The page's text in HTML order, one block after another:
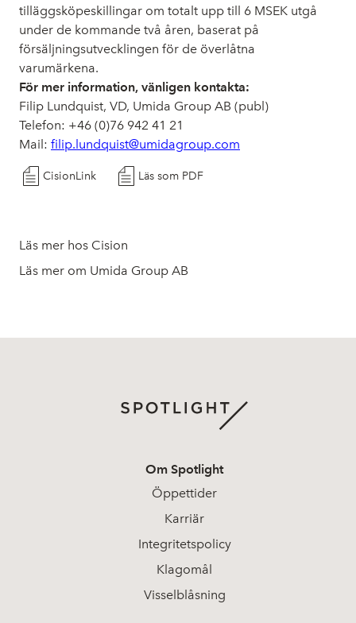
tilläggsköpeskillingar om totalt upp till 6 MSEK utgå
under de kommande två åren, baserat på
försäljningsutvecklingen för de överlåtna
varumärkena.
För mer information, vänligen kontakta:
Filip Lundquist, VD, Umida Group AB (publ)
Telefon: +46 (0)76 942 41 21
Mail: filip.lundquist@umidagroup.com
CisionLink Läs som PDF
Läs mer hos Cision
Läs mer om Umida Group AB
Om Spotlight
Öppettider
Karriär
Integritetspolicy
Klagomål
Visselblåsning